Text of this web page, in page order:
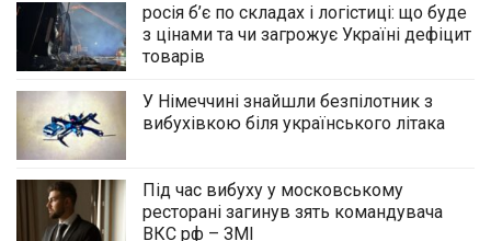
росія б’є по складах і логістиці: що буде
з цінами та чи загрожує Україні дефіцит
товарів
У Німеччині знайшли безпілотник з
вибухівкою біля українського літака
Під час вибуху у московському
ресторані загинув зять командувача
ВКС рф – ЗМІ